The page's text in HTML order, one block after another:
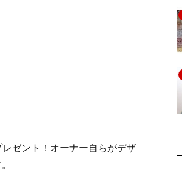
ゼント！オーナー自らがデザ